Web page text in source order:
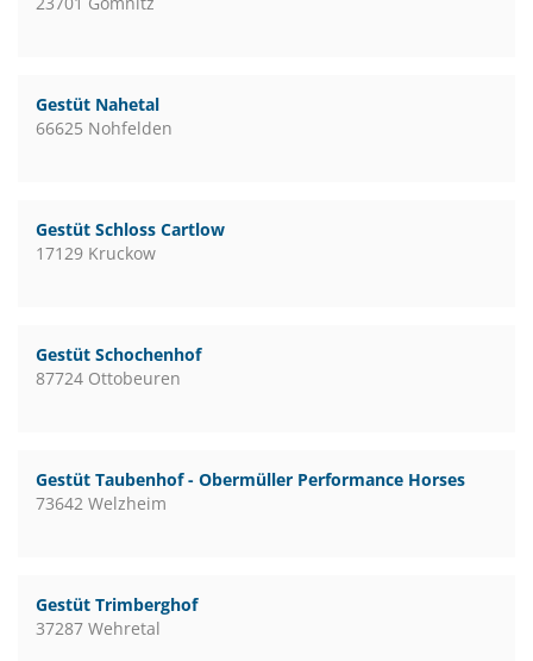
Gestüt Nahetal
66625 Nohfelden
Gestüt Schloss Cartlow
17129 Kruckow
Gestüt Schochenhof
87724 Ottobeuren
Gestüt Taubenhof - Obermüller Performance Horses
73642 Welzheim
Gestüt Trimberghof
37287 Wehretal